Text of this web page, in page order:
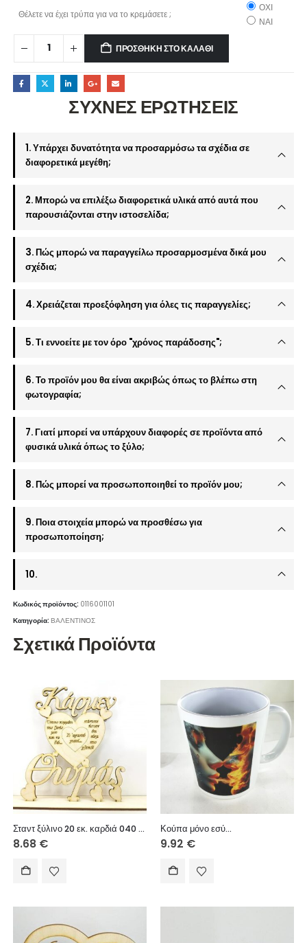
Θέλετε να έχει τρύπα για να το κρεμάσετε ;
ΟΧΙ
ΝΑΙ
ΠΡΟΣΘΉΚΗ ΣΤΟ ΚΑΛΆΘΙ
ΣΥΧΝΕΣ ΕΡΩΤΗΣΕΙΣ
1. Υπάρχει δυνατότητα να προσαρμόσω τα σχέδια σε
διαφορετικά μεγέθη;
2. Μπορώ να επιλέξω διαφορετικά υλικά από αυτά που
παρουσιάζονται στην ιστοσελίδα;
3. Πώς μπορώ να παραγγείλω προσαρμοσμένα δικά μου
σχέδια;
4. Χρειάζεται προεξόφληση για όλες τις παραγγελίες;
5. Τι εννοείτε με τον όρο "χρόνος παράδοσης";
6. Το προϊόν μου θα είναι ακριβώς όπως το βλέπω στη
φωτογραφία;
7. Γιατί μπορεί να υπάρχουν διαφορές σε προϊόντα από
φυσικά υλικά όπως το ξύλο;
8. Πώς μπορεί να προσωποποιηθεί το προϊόν μου;
9. Ποια στοιχεία μπορώ να προσθέσω για
προσωποποίηση;
10.
Κωδικός προϊόντος: 0116001101
Κατηγορία:ΒΑΛΕΝΤΙΝΟΣ
Σχετικά Προϊόντα
Σταντ ξύλινο 20 εκ. καρδιά 040 (ονόματα επιλογής)
8.68 €
Κούπα μόνο εσύ…
9.92 €